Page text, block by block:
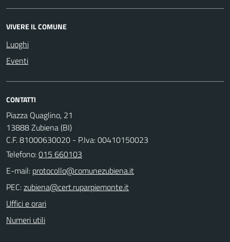
VIVERE IL COMUNE
Luoghi
Eventi
CONTATTI
Piazza Quaglino, 21
13888 Zubiena (BI)
C.F. 81000630020 - P.Iva: 00410150023
Telefono:015 660103
E-mail:
PEC:
Uffici e orari
Numeri utili